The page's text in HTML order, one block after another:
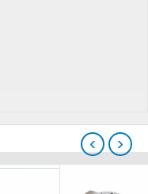
‹ ›